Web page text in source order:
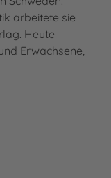
arbeitete sie
Heute
Erwachsene,